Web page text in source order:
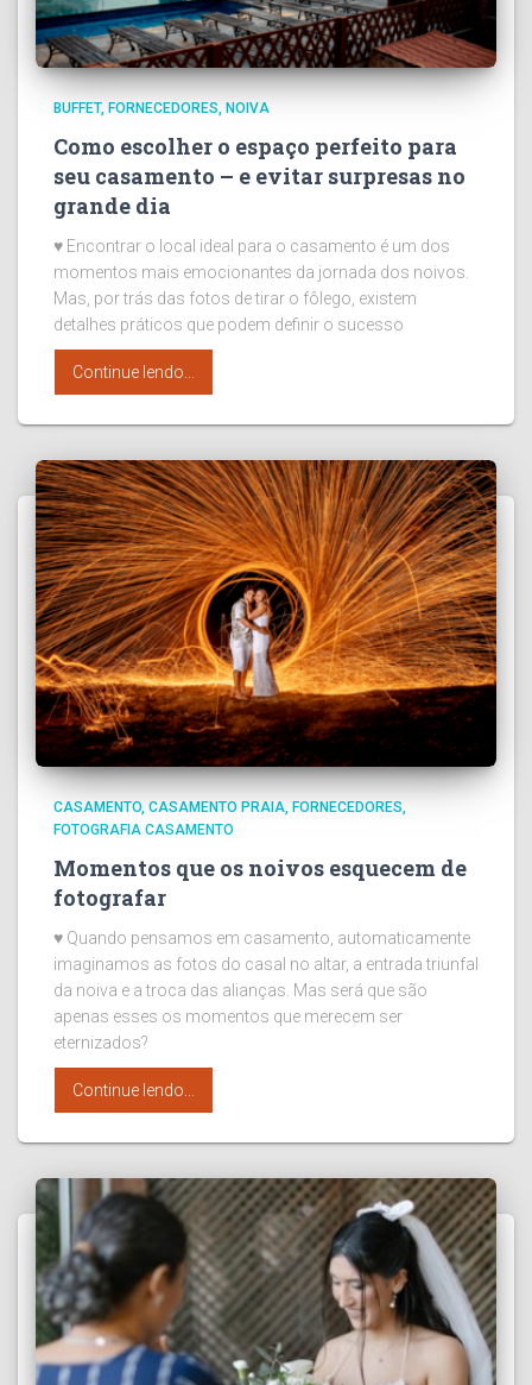
BUFFET FORNECEDORES NOIVA
Como escolher o espaço perfeito para
seu casamento – e evitar surpresas no
grande dia
♥ Encontrar o local ideal para o casamento é um dos
momentos mais emocionantes da jornada dos noivos.
Mas, por trás das fotos de tirar o fôlego, existem
detalhes práticos que podem definir o sucesso
Continue lendo...
CASAMENTO CASAMENTO PRAIA FORNECEDORES
FOTOGRAFIA CASAMENTO
Momentos que os noivos esquecem de
fotografar
♥ Quando pensamos em casamento, automaticamente
imaginamos as fotos do casal no altar, a entrada triunfal
da noiva e a troca das alianças. Mas será que são
apenas esses os momentos que merecem ser
eternizados?
Continue lendo...